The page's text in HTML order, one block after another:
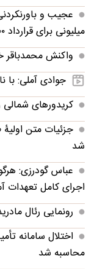
میلیونی برای قرارداد ۱۰۰ میلیاردی!
واکنش محمدباقر
جوادی آملی: با
کریدورهای
جزئیات متن
شد
عباس گودرزی:
اجرای کامل تعهدات
رونمایی رئال
اختلال سامانه
محاسبه شد